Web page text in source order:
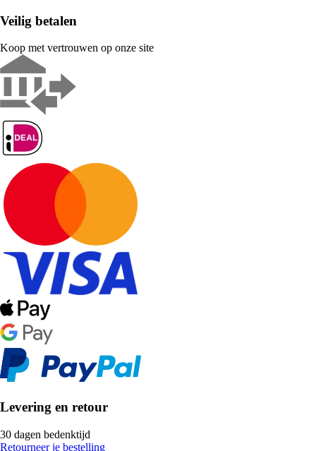
Veilig betalen
Koop met vertrouwen op onze site
Levering en retour
30 dagen bedenktijd
Retourneer je bestelling